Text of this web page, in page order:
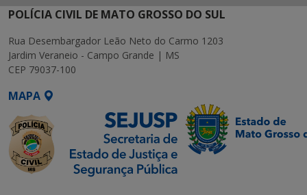
POLÍCIA CIVIL DE MATO GROSSO DO SUL
Rua Desembargador Leão Neto do Carmo 1203
Jardim Veraneio - Campo Grande | MS
CEP 79037-100
MAPA